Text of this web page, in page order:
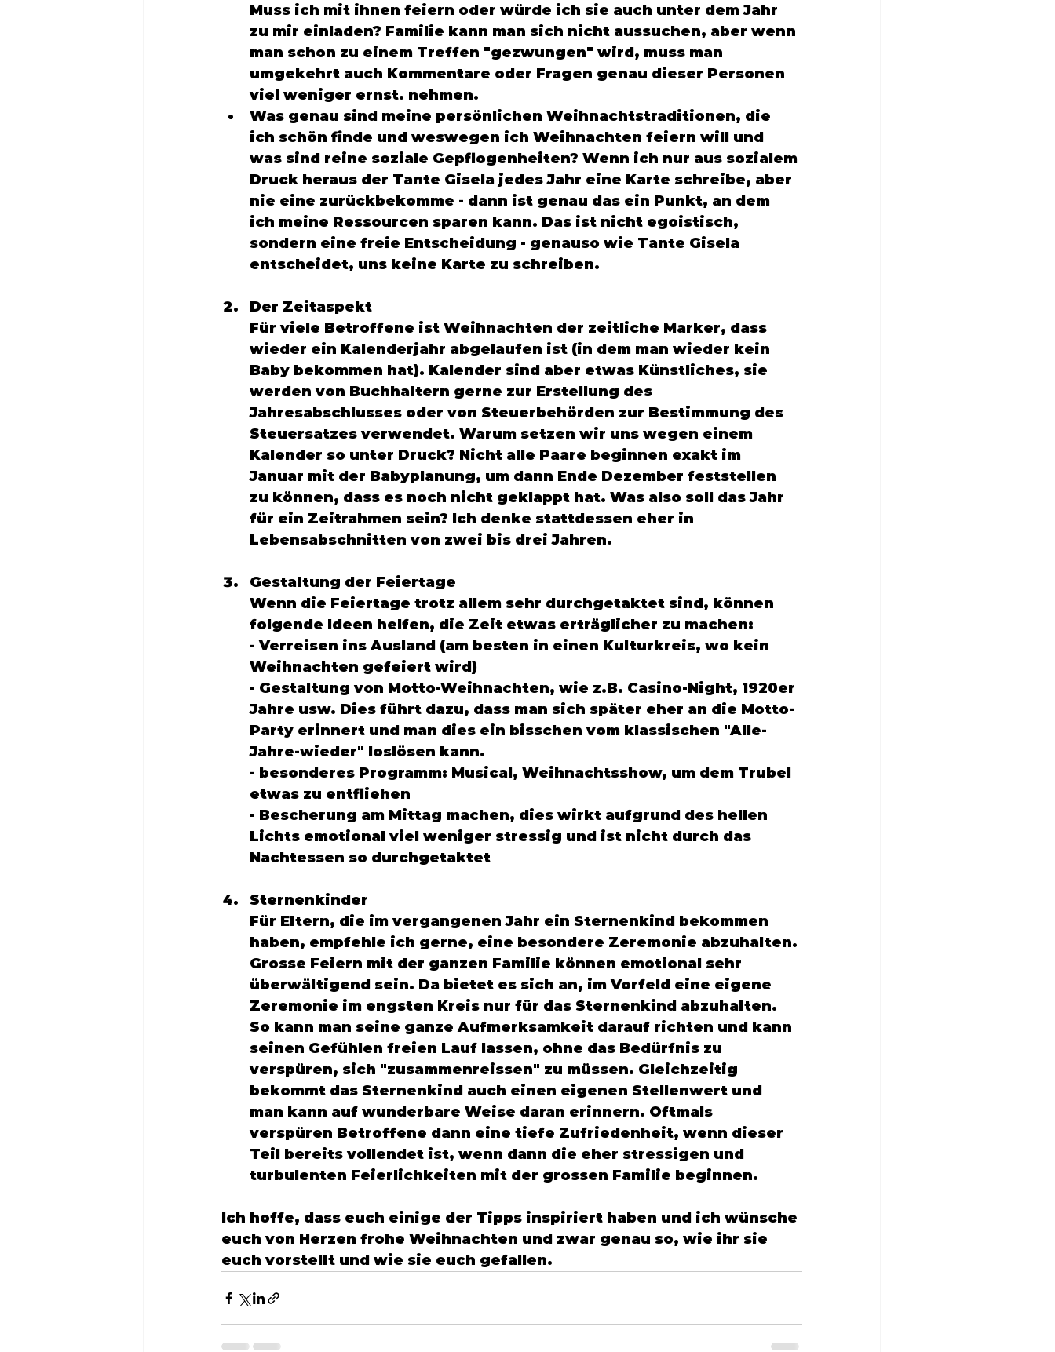
Muss ich mit ihnen feiern oder würde ich sie auch unter dem Jahr
zu mir einladen? Familie kann man sich nicht aussuchen, aber wenn
man schon zu einem Treffen "gezwungen" wird, muss man
umgekehrt auch Kommentare oder Fragen genau dieser Personen
viel weniger ernst. nehmen.
Was genau sind meine persönlichen Weihnachtstraditionen, die
ich schön finde und weswegen ich Weihnachten feiern will und
was sind reine soziale Gepflogenheiten? Wenn ich nur aus sozialem
Druck heraus der Tante Gisela jedes Jahr eine Karte schreibe, aber
nie eine zurückbekomme - dann ist genau das ein Punkt, an dem
ich meine Ressourcen sparen kann. Das ist nicht egoistisch,
sondern eine freie Entscheidung - genauso wie Tante Gisela
entscheidet, uns keine Karte zu schreiben.
Der Zeitaspekt
Für viele Betroffene ist Weihnachten der zeitliche Marker, dass
wieder ein Kalenderjahr abgelaufen ist (in dem man wieder kein
Baby bekommen hat). Kalender sind aber etwas Künstliches, sie
werden von Buchhaltern gerne zur Erstellung des
Jahresabschlusses oder von Steuerbehörden zur Bestimmung des
Steuersatzes verwendet. Warum setzen wir uns wegen einem
Kalender so unter Druck? Nicht alle Paare beginnen exakt im
Januar mit der Babyplanung, um dann Ende Dezember feststellen
zu können, dass es noch nicht geklappt hat. Was also soll das Jahr
für ein Zeitrahmen sein? Ich denke stattdessen eher in
Lebensabschnitten von zwei bis drei Jahren.
Gestaltung der Feiertage
Wenn die Feiertage trotz allem sehr durchgetaktet sind, können
folgende Ideen helfen, die Zeit etwas erträglicher zu machen:
- Verreisen ins Ausland (am besten in einen Kulturkreis, wo kein
Weihnachten gefeiert wird)
- Gestaltung von Motto-Weihnachten, wie z.B. Casino-Night, 1920er
Jahre usw. Dies führt dazu, dass man sich später eher an die Motto-
Party erinnert und man dies ein bisschen vom klassischen "Alle-
Jahre-wieder" loslösen kann.
- besonderes Programm: Musical, Weihnachtsshow, um dem Trubel
etwas zu entfliehen
- Bescherung am Mittag machen, dies wirkt aufgrund des hellen
Lichts emotional viel weniger stressig und ist nicht durch das
Nachtessen so durchgetaktet
Sternenkinder
Für Eltern, die im vergangenen Jahr ein Sternenkind bekommen
haben, empfehle ich gerne, eine besondere Zeremonie abzuhalten.
Grosse Feiern mit der ganzen Familie können emotional sehr
überwältigend sein. Da bietet es sich an, im Vorfeld eine eigene
Zeremonie im engsten Kreis nur für das Sternenkind abzuhalten.
So kann man seine ganze Aufmerksamkeit darauf richten und kann
seinen Gefühlen freien Lauf lassen, ohne das Bedürfnis zu
verspüren, sich "zusammenreissen" zu müssen. Gleichzeitig
bekommt das Sternenkind auch einen eigenen Stellenwert und
man kann auf wunderbare Weise daran erinnern. Oftmals
verspüren Betroffene dann eine tiefe Zufriedenheit, wenn dieser
Teil bereits vollendet ist, wenn dann die eher stressigen und
turbulenten Feierlichkeiten mit der grossen Familie beginnen.
Ich hoffe, dass euch einige der Tipps inspiriert haben und ich wünsche
euch von Herzen frohe Weihnachten und zwar genau so, wie ihr sie
euch vorstellt und wie sie euch gefallen.